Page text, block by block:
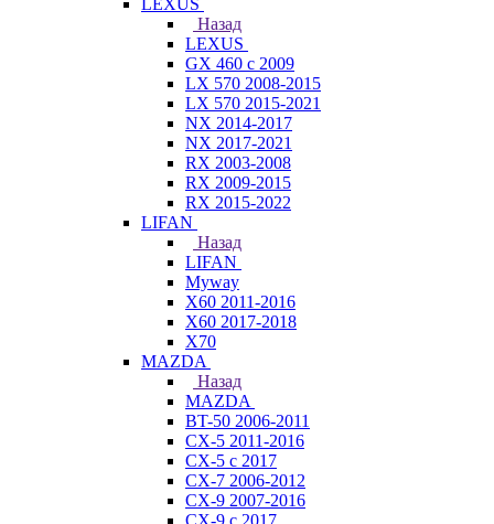
LEXUS
Назад
LEXUS
GX 460 с 2009
LX 570 2008-2015
LX 570 2015-2021
NX 2014-2017
NX 2017-2021
RX 2003-2008
RX 2009-2015
RX 2015-2022
LIFAN
Назад
LIFAN
Myway
X60 2011-2016
X60 2017-2018
X70
MAZDA
Назад
MAZDA
BT-50 2006-2011
CX-5 2011-2016
CX-5 с 2017
CX-7 2006-2012
CX-9 2007-2016
CX-9 с 2017